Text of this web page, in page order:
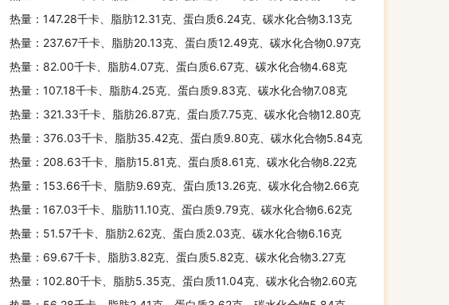
热量：147.28千卡、脂肪12.31克、蛋白质6.24克、碳水化合物3.13克
热量：237.67千卡、脂肪20.13克、蛋白质12.49克、碳水化合物0.97克
热量：82.00千卡、脂肪4.07克、蛋白质6.67克、碳水化合物4.68克
热量：107.18千卡、脂肪4.25克、蛋白质9.83克、碳水化合物7.08克
热量：321.33千卡、脂肪26.87克、蛋白质7.75克、碳水化合物12.80克
热量：376.03千卡、脂肪35.42克、蛋白质9.80克、碳水化合物5.84克
热量：208.63千卡、脂肪15.81克、蛋白质8.61克、碳水化合物8.22克
热量：153.66千卡、脂肪9.69克、蛋白质13.26克、碳水化合物2.66克
热量：167.03千卡、脂肪11.10克、蛋白质9.79克、碳水化合物6.62克
热量：51.57千卡、脂肪2.62克、蛋白质2.03克、碳水化合物6.16克
热量：69.67千卡、脂肪3.82克、蛋白质5.82克、碳水化合物3.27克
热量：102.80千卡、脂肪5.35克、蛋白质11.04克、碳水化合物2.60克